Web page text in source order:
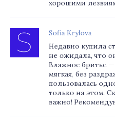
хорошими
Sofia Krylova
Недавно купила
не ожидала, что
Влажное бритье —
мягкая, без
пользовалась
только на этом.
важно!